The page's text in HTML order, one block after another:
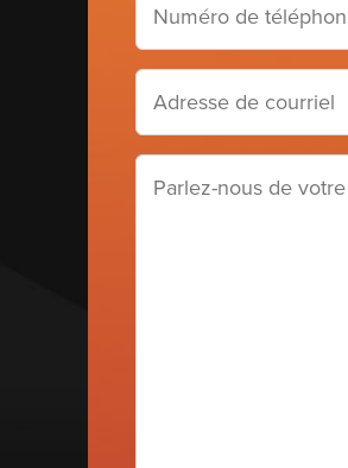
de
téléphone
Adresse
de
courriel
Parlez-
nous